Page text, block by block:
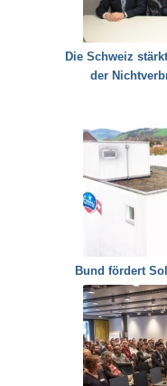
Die Schweiz
der
Bund fördert